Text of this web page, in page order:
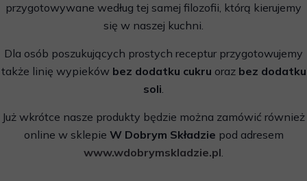
przygotowywane według tej samej filozofii, którą kierujemy
się w naszej kuchni.
Dla osób poszukujących prostych receptur przygotowujemy
także linię wypieków bez dodatku cukru oraz bez dodatku
soli.
Już wkrótce nasze produkty będzie można zamówić również
online w sklepie W Dobrym Składzie pod adresem
www.wdobrymskladzie.pl.